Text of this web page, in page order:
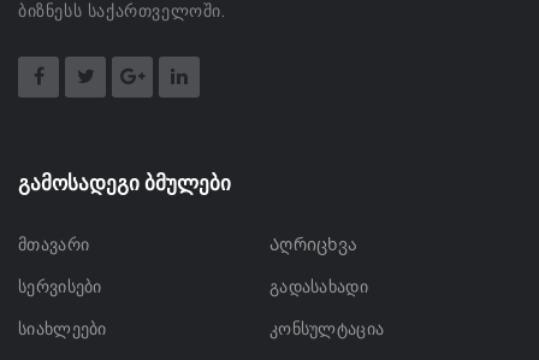
ბიზნესს საქართველოში.
გამოსადეგი ბმულები
მთავარი
სერვისები
სიახლეები
Აღრიცხვა
გადასახადი
კონსულტაცია